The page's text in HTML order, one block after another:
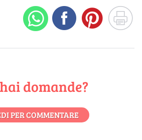
domande?
PER COMMENTARE